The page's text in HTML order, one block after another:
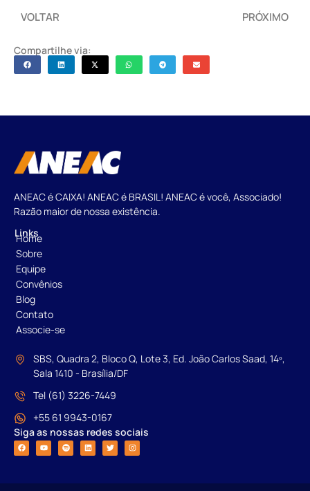
Compartilhe via:
VOLTAR PRÓXIMO
ANEAC é CAIXA! ANEAC é BRASIL! ANEAC é você, Associado!
Razão maior de nossa existência.
Links
Home
Sobre
Equipe
Convênios
Blog
Contato
Associe-se
SBS, Quadra 2, Bloco Q, Lote 3, Ed. João Carlos Saad, 14º,
Sala 1410 - Brasília/DF
Tel (61) 3226-7449
+55 61 9943-0167
Siga as nossas redes sociais